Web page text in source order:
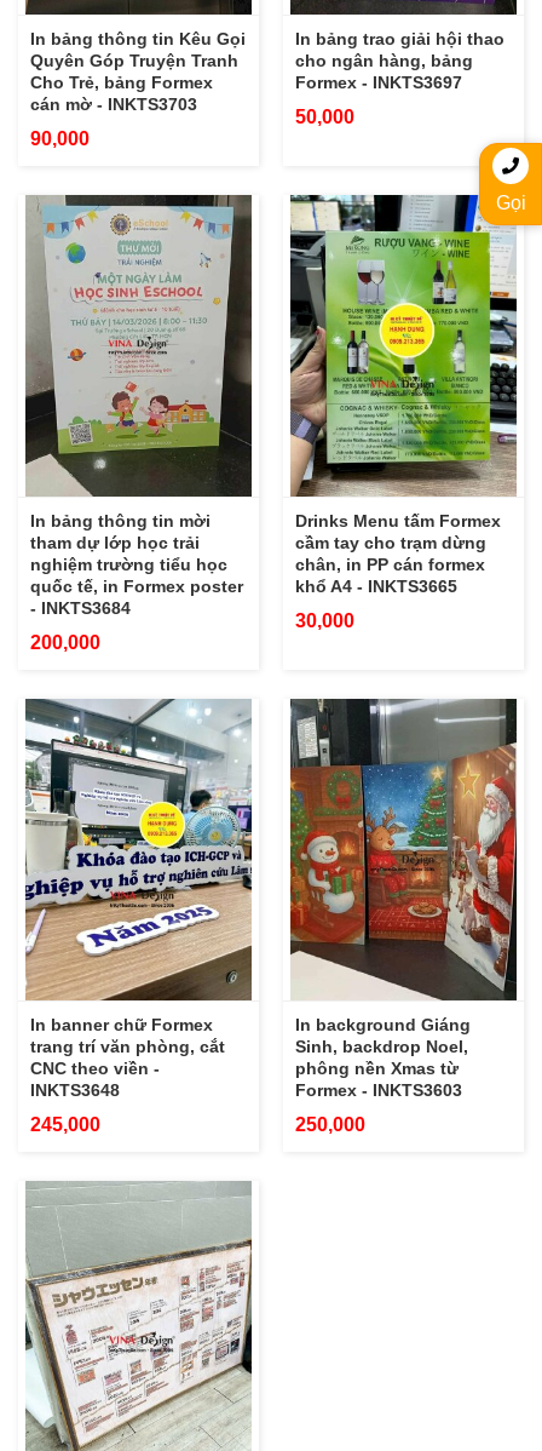
In bảng thông tin Kêu Gọi
Quyên Góp Truyện Tranh
Cho Trẻ, bảng Formex
cán mờ - INKTS3703
90,000
In bảng trao giải hội thao
cho ngân hàng, bảng
Formex - INKTS3697
50,000
In bảng thông tin mời
tham dự lớp học trải
nghiệm trường tiểu học
quốc tế, in Formex poster
- INKTS3684
200,000
Drinks Menu tấm Formex
cầm tay cho trạm dừng
chân, in PP cán formex
khổ A4 - INKTS3665
30,000
In banner chữ Formex
trang trí văn phòng, cắt
CNC theo viền -
INKTS3648
245,000
In background Giáng
Sinh, backdrop Noel,
phông nền Xmas từ
Formex - INKTS3603
250,000
Gọi